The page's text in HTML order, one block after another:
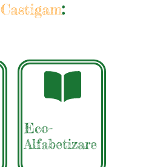
Eco-
Alfabetizare
Castigam: